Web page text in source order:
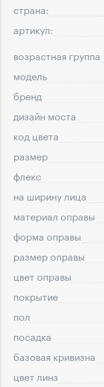
страна:
артикул:
возрастная группа
модель
бренд
дизайн моста
код цвета
размер
флекс
на ширину лица
материал оправы
форма оправы
размер оправы
цвет оправы
покрытие
пол
посадка
базовая кривизна
цвет линз